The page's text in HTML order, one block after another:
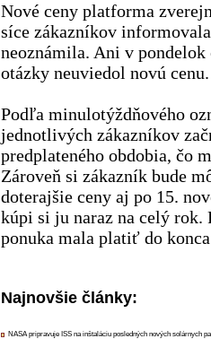
Nové ceny platforma
síce zákazníkov
neoznámila. Ani v pondelok
otázky neuviedol novú cenu.
Podľa minulotýždňového
jednotlivých zákazníkov
predplateného obdobia, čo
Zároveň si zákazník bude
doterajšie ceny aj po 15.
kúpi si ju naraz na celý
ponuka mala platiť do
Najnovšie články:
NASA pripravuje ISS na inštaláciu posledných nových solárnych